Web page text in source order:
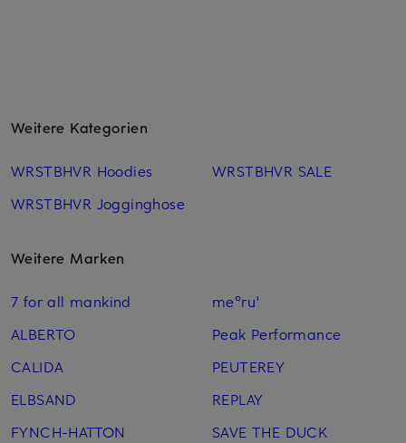
Weitere Kategorien
WRSTBHVR Hoodies
WRSTBHVR Jogginghose
WRSTBHVR SALE
Weitere Marken
7 for all mankind
ALBERTO
CALIDA
ELBSAND
FYNCH-HATTON
me°ru'
Peak Performance
PEUTEREY
REPLAY
SAVE THE DUCK